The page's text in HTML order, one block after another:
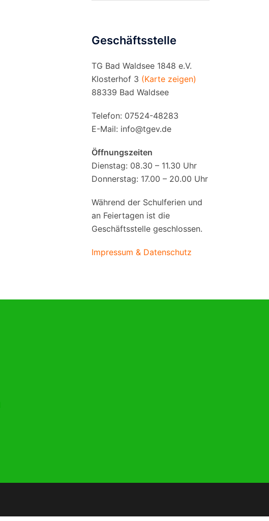
Geschäftsstelle
TG Bad Waldsee 1848 e.V.
Klosterhof 3 (Karte zeigen)
88339 Bad Waldsee
Telefon: 07524-48283
E-Mail: info@tgev.de
Öffnungszeiten
Dienstag: 08.30 – 11.30 Uhr
Donnerstag: 17.00 – 20.00 Uhr
Während der Schulferien und
an Feiertagen ist die
Geschäftsstelle geschlossen.
Impressum & Datenschutz